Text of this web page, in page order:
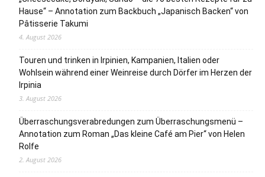
Hause“ – Annotation zum Backbuch „Japanisch Backen“ von
Pâtisserie Takumi
4. August 2026
Touren und trinken in Irpinien, Kampanien, Italien oder
Wohlsein während einer Weinreise durch Dörfer im Herzen der
Irpinia
3. August 2026
Überraschungsverabredungen zum Überraschungsmenü –
Annotation zum Roman „Das kleine Café am Pier“ von Helen
Rolfe
2. August 2026